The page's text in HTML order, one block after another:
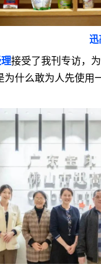
迅
接受了我刊专访，
为什么敢为人先使